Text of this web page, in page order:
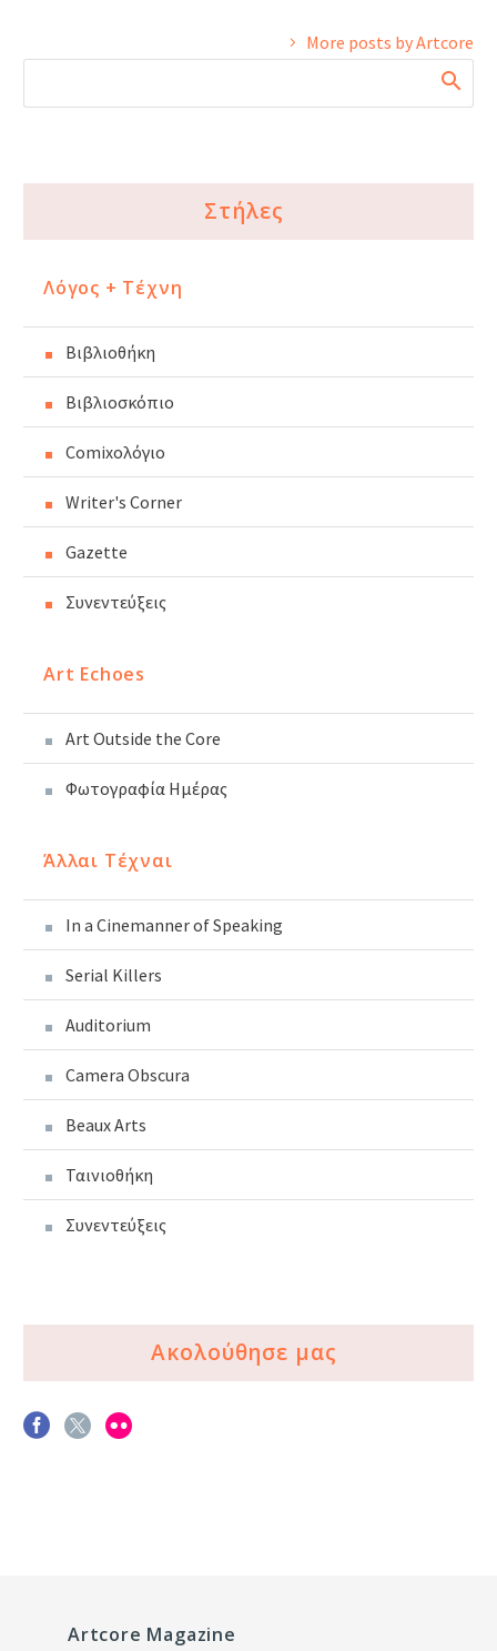
More posts by Artcore
Στήλες
Λόγος + Τέχνη
Βιβλιοθήκη
Βιβλιοσκόπιο
Comixoλόγιο
Writer's Corner
Gazette
Συνεντεύξεις
Art Echoes
Art Outside the Core
Φωτογραφία Ημέρας
Άλλαι Τέχναι
In a Cinemanner of Speaking
Serial Killers
Auditorium
Camera Obscura
Beaux Arts
Ταινιοθήκη
Συνεντεύξεις
Ακολούθησε μας
Artcore Magazine